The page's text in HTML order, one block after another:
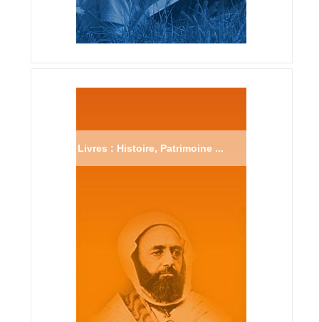
Livres : Histoire, Patrimoine ...